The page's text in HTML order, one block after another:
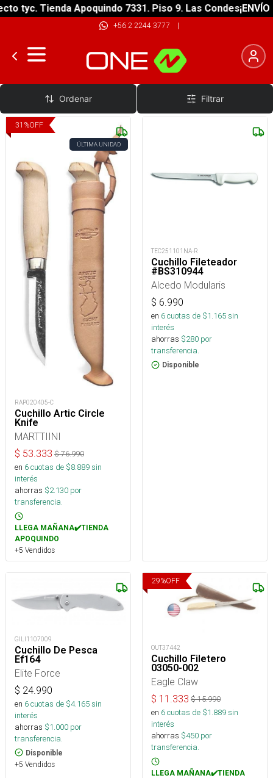
tyc. Tienda Apoquindo 7331. Piso 9. Las Condes¡ENVÍO
+56 2 2244 3777 |
Cuchillos de Pesca
Ordenar Filtrar
31 %OFF
ÚLTIMA UNIDAD
RAP020405-C
Cuchillo Artic Circle
Knife
MARTTIINI
$ 53.333 $76.990
en 6cuotas de $8.889sin
interés
ahorras $2.130 por
transferencia.
LLEGA MAÑANA✔️TIENDA
APOQUINDO
+5 Vendidos
TEC251101NA-R
Cuchillo Fileteador
#BS310944
Alcedo Modularis
$ 6.990
en 6cuotas de $1.165sin
interés
ahorras $280 por
transferencia.
Disponible
GILI1107009
Cuchillo De Pesca
Ef164
Elite Force
$ 24.990
en 6cuotas de $4.165sin
interés
ahorras $1.000 por
transferencia.
Disponible
+5 Vendidos
29%OFF
OUT37442
Cuchillo Filetero
03050-002
Eagle Claw
$ 11.333 $15.990
en 6cuotas de $1.889sin
interés
ahorras $450 por
transferencia.
LLEGA MAÑANA✔️TIENDA